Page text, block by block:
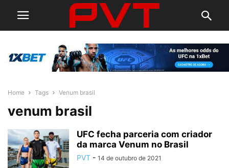
Home Tags Venum brasil
venum brasil
UFC fecha parceria com criador
da marca Venum no Brasil
PVT - 14 de outubro de 2021